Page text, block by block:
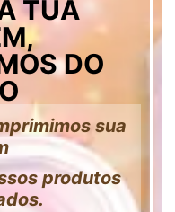
TUA
DO
sua
produtos